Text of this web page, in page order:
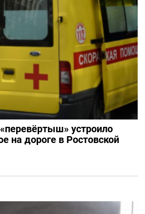
устроило
на дороге в Ростовской